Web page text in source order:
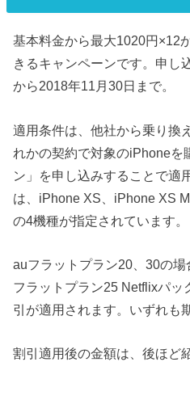
基本料金から最大1020円×12
きるキャンペーンです。申し
から2018年11月30日まで。
適用条件は、他社から乗り換
れかの契約で対象のiPhoneを
ン」を申し込みすることで適
は、iPhone XS、iPhone XS
の4機種が指定されています。
auフラットプラン20、30の
フラットプラン25 Netflixパッ
引が適用されます。いずれも
割引適用後の金額は、後ほど